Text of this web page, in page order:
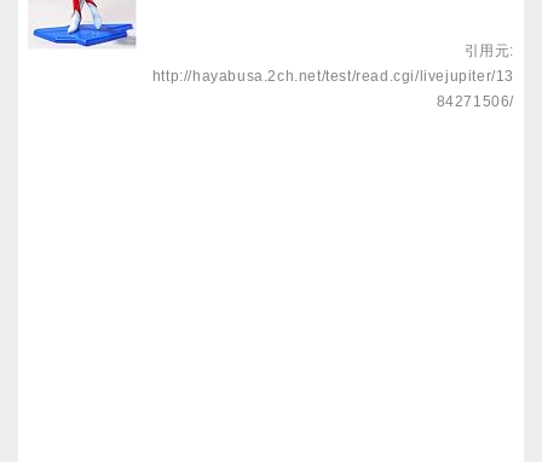
引用元:
http://hayabusa.2ch.net/test/read.cgi/livejupiter/13
84271506/